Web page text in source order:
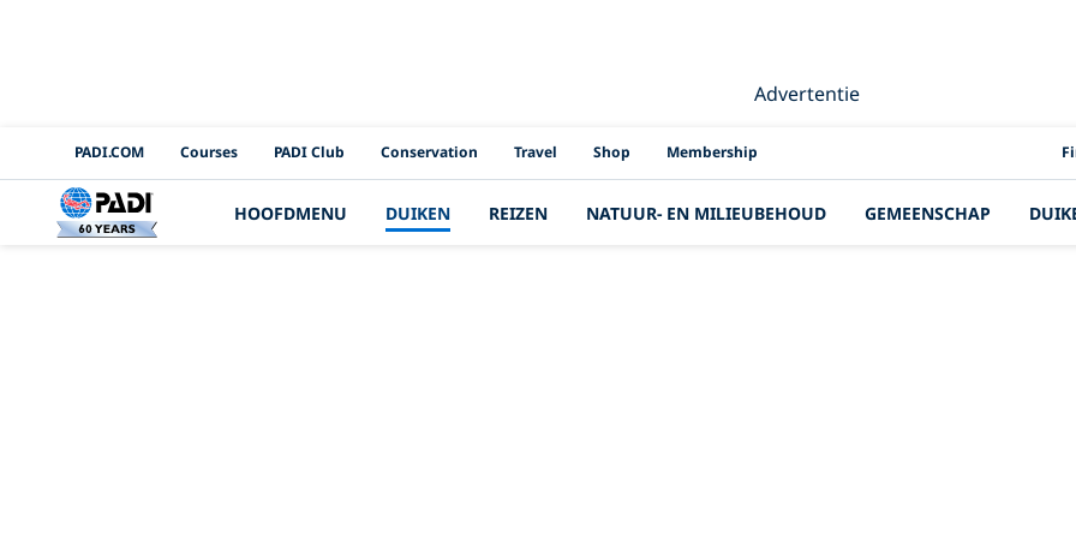
Advertentie
PADI Channels
PADI.COM Courses PADI Club Conservation Travel Shop Membership
HOOFDMENU DUIKEN REIZEN NATUUR- EN MILIEUBEHOUD GEMEENSCHAP